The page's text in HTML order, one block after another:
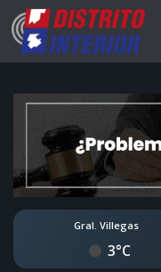
Gral. Villegas
3°C